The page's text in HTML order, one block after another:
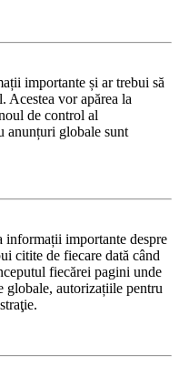
importante și ar trebui să
Acestea vor apărea la
de control al
anunțuri globale sunt
informații importante despre
citite de fiecare dată când
fiecărei pagini unde
globale, autorizațiile pentru